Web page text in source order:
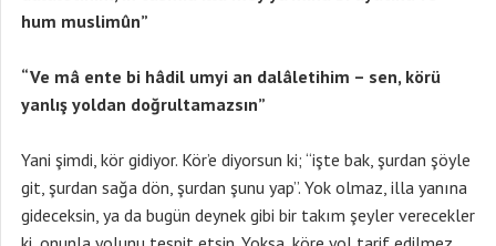
hum muslimûn”
“Ve mâ ente bi hâdil umyi an dalâletihim – sen, körü
yanlış yoldan doğrultamazsın”
Yani şimdi, kör gidiyor. Kör’e diyorsun ki; “işte bak, şurdan şöyle
git, şurdan sağa dön, şurdan şunu yap”. Yok olmaz, illa yanına
gideceksin, ya da bugün deynek gibi bir takım şeyler verecekler